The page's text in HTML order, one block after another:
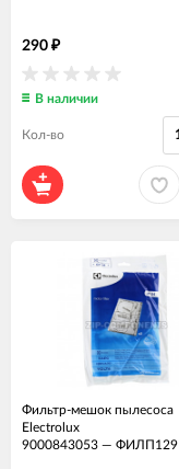
290 ₽
В наличии
Кол-во
Фильтр-мешок пылесоса
Electrolux
9000843053 — ФИЛП129